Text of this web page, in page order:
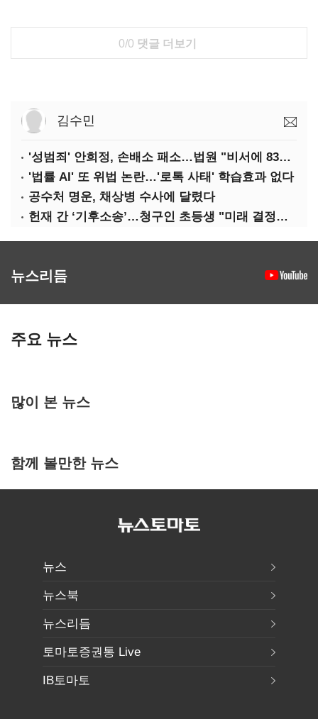
0/0 댓글 더보기
김수민
'성범죄' 안희정, 손배소 패소…법원 "비서에 8347만원 배상"
'법률 AI' 또 위법 논란…'로톡 사태' 학습효과 없다
공수처 명운, 채상병 수사에 달렸다
헌재 간 ‘기후소송’…청구인 초등생 "미래 결정할 중요한 소송"
뉴스리듬
주요 뉴스
많이 본 뉴스
함께 볼만한 뉴스
뉴스
뉴스북
뉴스리듬
토마토증권통 Live
IB토마토